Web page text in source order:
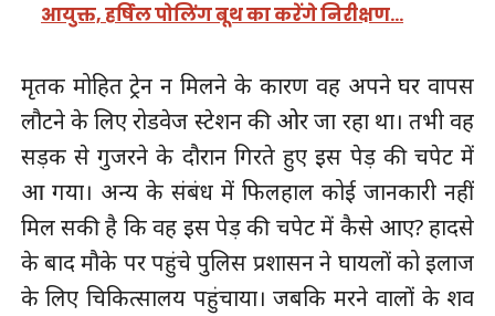
आयुक्त, हर्षिल पोलिंग बूथ का करेंगे निरीक्षण…
मृतक मोहित ट्रेन न मिलने के कारण वह अपने घर वापस
लौटने के लिए रोडवेज स्टेशन की ओर जा रहा था। तभी वह
सड़क से गुजरने के दौरान गिरते हुए इस पेड़ की चपेट में
आ गया। अन्य के संबंध में फिलहाल कोई जानकारी नहीं
मिल सकी है कि वह इस पेड़ की चपेट में कैसे आए? हादसे
के बाद मौके पर पहुंचे पुलिस प्रशासन ने घायलों को इलाज
के लिए चिकित्सालय पहुंचाया। जबकि मरने वालों के शव